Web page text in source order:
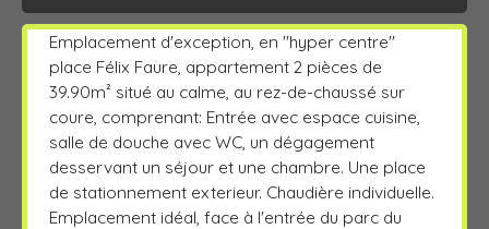
Emplacement d'exception, en ''hyper centre''
place Félix Faure, appartement 2 pièces de
39.90m² situé au calme, au rez-de-chaussé sur
coure, comprenant: Entrée avec espace cuisine,
salle de douche avec WC, un dégagement
desservant un séjour et une chambre. Une place
de stationnement exterieur. Chaudière individuelle.
Emplacement idéal, face à l'entrée du parc du